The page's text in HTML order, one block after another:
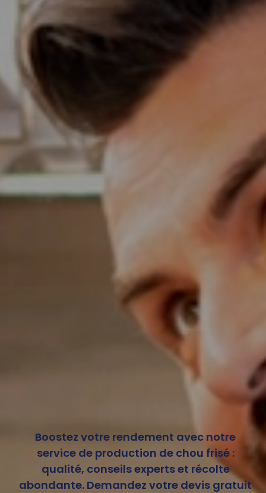
Boostez votre rendement avec notre
service de production de chou frisé :
qualité, conseils experts et récolte
abondante. Demandez votre devis gratuit